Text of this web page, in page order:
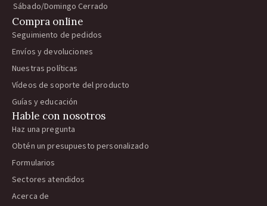
Sábado/Domingo Cerrado
Compra online
Seguimiento de pedidos
Envíos y devoluciones
Nuestras políticas
Vídeos de soporte del producto
Guías y educación
Hable con nosotros
Haz una pregunta
Obtén un presupuesto personalizado
Formularios
Sectores atendidos
Acerca de